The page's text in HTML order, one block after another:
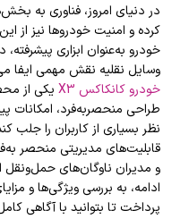
در دنیای امروز، فناوری به
کرده و امنیت خودروها نیز از
خودرو به‌عنوان ابزاری
وسایل نقلیه نقش مهمی ایفا
خودرو کانکاکس X3
یکی از
طراحی منحصر‌به‌فرد، امکانات
نظر بسیاری از کاربران را جلب
قابلیت‌های مدیریتی منحصر
و مدیران ناوگان‌های حمل‌ونقل
ادامه، به بررسی ویژگی‌ها و
پرداخت تا بتوانید با آگاهی